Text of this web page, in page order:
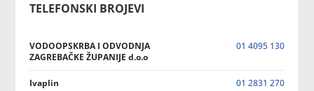
TELEFONSKI BROJEVI
VODOOPSKRBA I ODVODNJA
ZAGREBAČKE ŽUPANIJE d.o.o
01 4095 130
Ivaplin 01 2831 270